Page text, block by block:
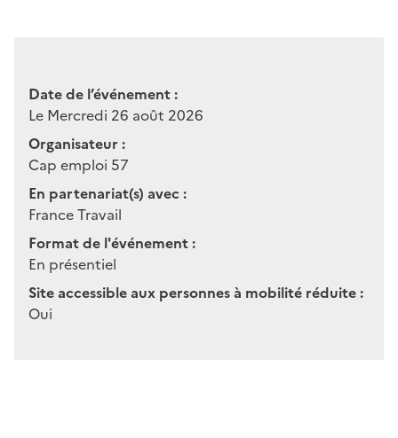
Date de l’événement :
Le Mercredi 26 août 2026
Organisateur :
Cap emploi 57
En partenariat(s) avec :
France Travail
Format de l'événement :
En présentiel
Site accessible aux personnes à mobilité réduite :
Oui